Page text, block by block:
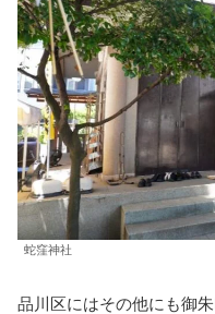
蛇窪神社
品川区にはその他にも御